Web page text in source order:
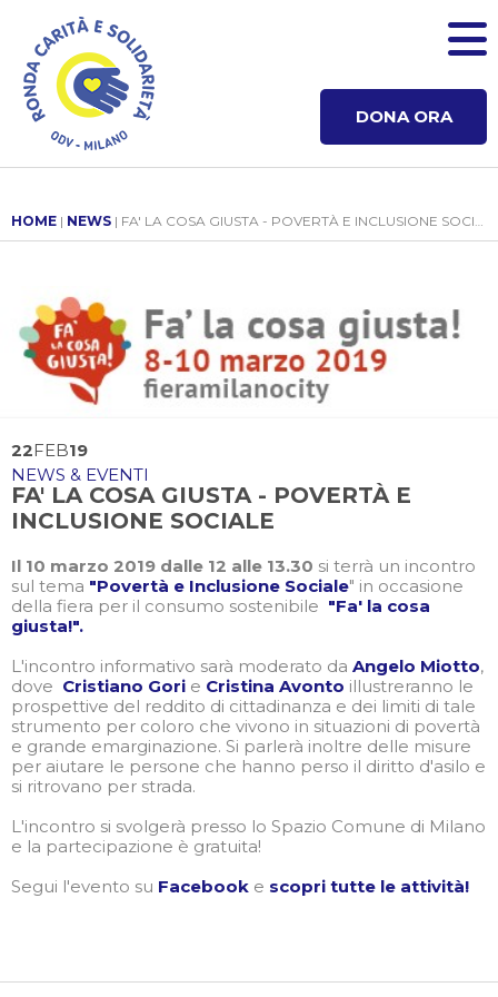
DONA ORA
HOME | NEWS | FA' LA COSA GIUSTA - POVERTÀ E INCLUSIONE SOCIALE
22FEB19
NEWS & EVENTI
FA' LA COSA GIUSTA - POVERTÀ E
INCLUSIONE SOCIALE
Il 10 marzo 2019 dalle 12 alle 13.30 si terrà un incontro
sul tema "Povertà e Inclusione Sociale" in occasione
della fiera per il consumo sostenibile "Fa' la cosa
giusta!".
L'incontro informativo sarà moderato da Angelo Miotto,
dove Cristiano Gori e Cristina Avonto illustreranno le
prospettive del reddito di cittadinanza e dei limiti di tale
strumento per coloro che vivono in situazioni di povertà
e grande emarginazione. Si parlerà inoltre delle misure
per aiutare le persone che hanno perso il diritto d'asilo e
si ritrovano per strada.
L'incontro si svolgerà presso lo Spazio Comune di Milano
e la partecipazione è gratuita!
Segui l'evento su Facebook e scopri tutte le attività!